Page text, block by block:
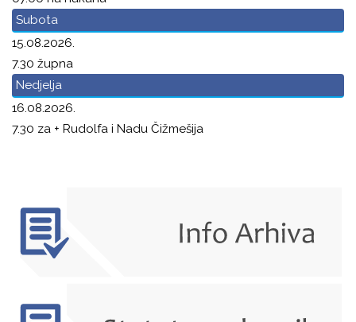
Subota
15.08.2026.
7.30 župna
Nedjelja
16.08.2026.
7.30 za + Rudolfa i Nadu Čižmešija